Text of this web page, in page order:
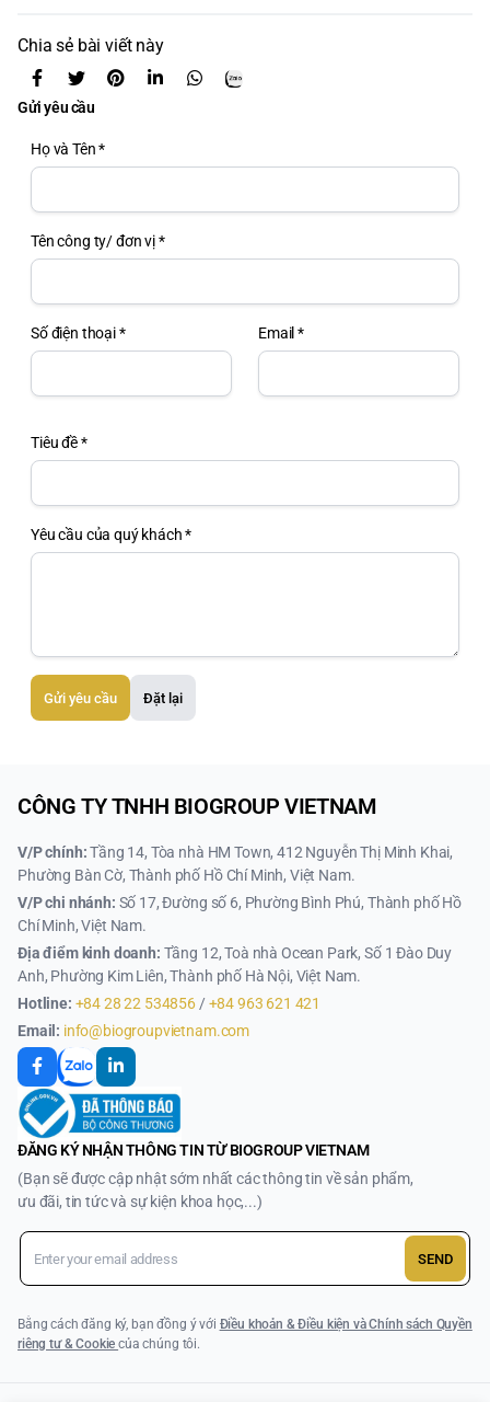
Chia sẻ bài viết này
Gửi yêu cầu
Họ và Tên *
Tên công ty/ đơn vị *
Số điện thoại * Email *
Tiêu đề *
Yêu cầu của quý khách *
Gửi yêu cầu Đặt lại
CÔNG TY TNHH BIOGROUP VIETNAM
V/P chính:Tầng 14, Tòa nhà HM Town, 412 Nguyễn Thị Minh Khai,
Phường Bàn Cờ, Thành phố Hồ Chí Minh, Việt Nam.
V/P chi nhánh: Số 17, Đường số 6, Phường Bình Phú, Thành phố Hồ
Chí Minh, Việt Nam.
Địa điểm kinh doanh: Tầng 12, Toà nhà Ocean Park, Số 1 Đào Duy
Anh, Phường Kim Liên, Thành phố Hà Nội, Việt Nam.
Hotline: +84 28 22 534856 /+84 963 621 421
Email: info@biogroupvietnam.com
ĐĂNG KÝ NHẬN THÔNG TIN TỪ BIOGROUP VIETNAM
(Bạn sẽ được cập nhật sớm nhất các thông tin về sản phẩm,
ưu đãi, tin tức và sự kiện khoa học,...)
SEND
Bằng cách đăng ký, bạn đồng ý với Điều khoản & Điều kiện và Chính sách Quyền
riêng tư & Cookiecủa chúng tôi.